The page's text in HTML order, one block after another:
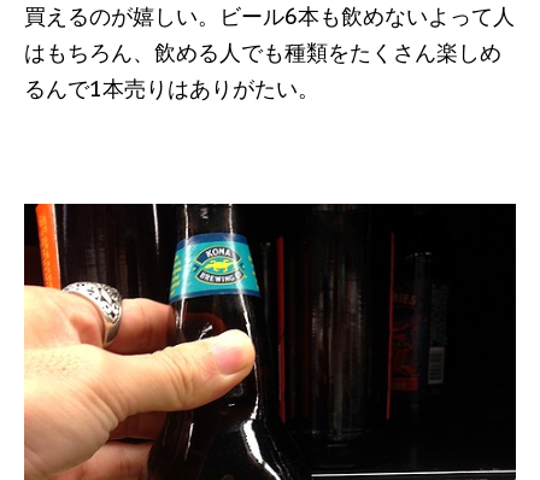
買えるのが嬉しい。ビール6本も飲めないよって人
はもちろん、飲める人でも種類をたくさん楽しめ
るんで1本売りはありがたい。